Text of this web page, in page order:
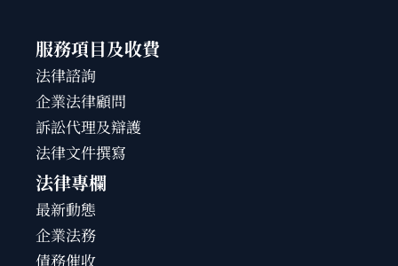
服務項目及收費
法律諮詢
企業法律顧問
訴訟代理及辯護
法律文件撰寫
法律專欄
最新動態
企業法務
債務催收